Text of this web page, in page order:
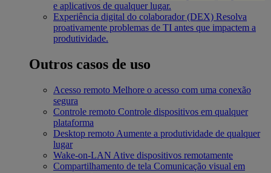
e aplicativos de qualquer lugar.
Experiência digital do colaborador (DEX) Resolva
proativamente problemas de TI antes que impactem a
produtividade.
Outros casos de uso
Acesso remoto Melhore o acesso com uma conexão
segura
Controle remoto Controle dispositivos em qualquer
plataforma
Desktop remoto Aumente a produtividade de qualquer
lugar
Wake-on-LAN Ative dispositivos remotamente
Compartilhamento de tela Comunicação visual em